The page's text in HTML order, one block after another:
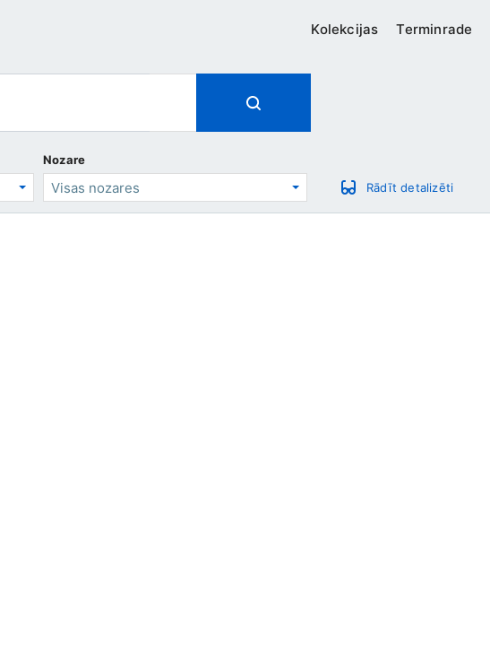
Kolekcijas Terminrade
Nozare
Rādīt detalizēti